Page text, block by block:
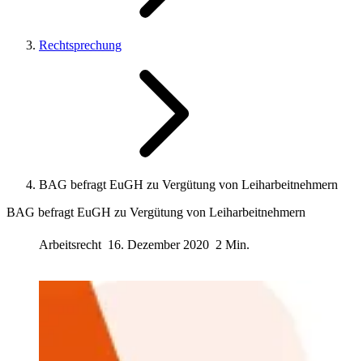
Rechtsprechung
BAG befragt EuGH zu Vergütung von Leiharbeitnehmern
BAG befragt EuGH zu Vergütung von Leiharbeitnehmern
Arbeitsrecht 16. Dezember 2020 2 Min.